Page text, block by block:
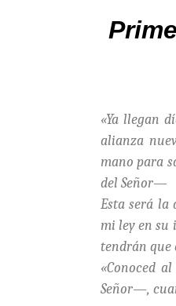
«Ya llegan
alianza
mano para
del Señor—
Esta será la
mi ley en su
tendrán que
«Conoced
Señor—,